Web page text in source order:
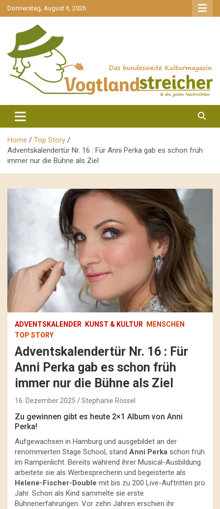
gehe
zum
Donnerstag, August 6, 2026
Vogtlandstreicher
Home
Top Story
Adventskalendertür Nr. 16 : Für Anni Perka gab es schon früh
immer nur die Bühne als Ziel
ADVENTSKALENDER KUNST & KULTUR
MENSCHEN
TOP STORY
Adventskalendertür Nr. 16 : Für
Anni Perka gab es schon früh
immer nur die Bühne als Ziel
16. Dezember 2025 Stephanie Rössel
Zu gewinnen gibt es heute 2×1 Album von Anni
Perka!
Aufgewachsen in Hamburg und ausgebildet an der
renommierten Stage School, stand Anni Perka schon früh
im Rampenlicht. Bereits während ihrer Musical-Ausbildung
arbeitete sie als Werbesprecherin und begeisterte als
Helene-Fischer-Double mit bis zu 200 Live-Auftritten pro
Jahr. Schon als Kind sammelte sie erste
Bühnenerfahrungen. Vor zehn Jahren erschien ihr